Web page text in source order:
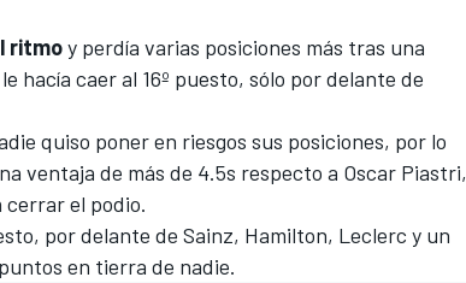
ritmoy perdía varias posiciones más tras una
hacía caer al 16º puesto, sólo por delante de
quiso poner en riesgos sus posiciones, por lo
ventaja de más de 4.5s respecto a Oscar Piastri,
el podio.
por delante de Sainz, Hamilton, Leclerc y un
en tierra de nadie.